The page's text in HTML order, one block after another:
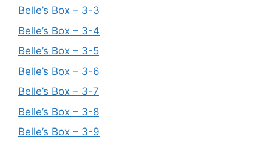
Belle’s Box – 3-3
Belle’s Box – 3-4
Belle’s Box – 3-5
Belle’s Box – 3-6
Belle’s Box – 3-7
Belle’s Box – 3-8
Belle’s Box – 3-9